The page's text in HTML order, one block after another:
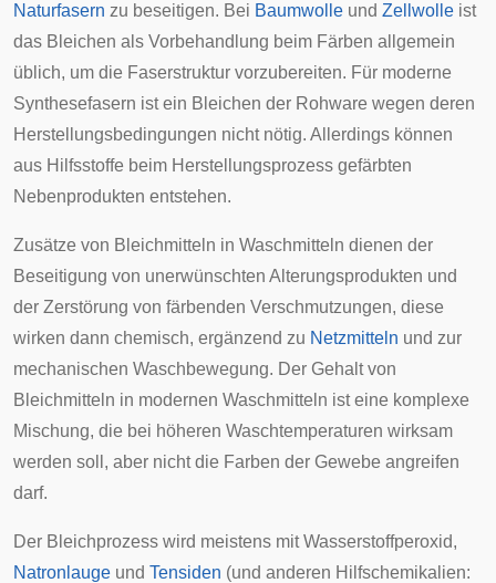
Naturfasern zu beseitigen. Bei Baumwolle und Zellwolle ist
das Bleichen als Vorbehandlung beim Färben allgemein
üblich, um die Faserstruktur vorzubereiten. Für moderne
Synthesefasern ist ein Bleichen der Rohware wegen deren
Herstellungsbedingungen nicht nötig. Allerdings können
aus Hilfsstoffe beim Herstellungsprozess gefärbten
Nebenprodukten entstehen.
Zusätze von Bleichmitteln in Waschmitteln dienen der
Beseitigung von unerwünschten Alterungsprodukten und
der Zerstörung von färbenden Verschmutzungen, diese
wirken dann chemisch, ergänzend zu Netzmitteln und zur
mechanischen Waschbewegung. Der Gehalt von
Bleichmitteln in modernen Waschmitteln ist eine komplexe
Mischung, die bei höheren Waschtemperaturen wirksam
werden soll, aber nicht die Farben der Gewebe angreifen
darf.
Der Bleichprozess wird meistens mit Wasserstoffperoxid,
Natronlauge und Tensiden (und anderen Hilfschemikalien: